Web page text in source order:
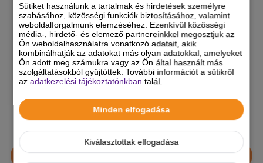
Sütiket használunk a tartalmak és hirdetések személyre
szabásához, közösségi funkciók biztosításához, valamint
weboldalforgalmunk elemzéséhez. Ezenkívül közösségi
média-, hirdető- és elemező partnereinkkel megosztjuk az
Ön weboldalhasználatra vonatkozó adatait, akik
kombinálhatják az adatokat más olyan adatokkal, amelyeket
Ön adott meg számukra vagy az Ön által használt más
szolgáltatásokból gyűjtöttek. További információt a sütikről
azadatkezelési tájékoztatónkban talál.
Minden elfogadása
Kiválasztottak elfogadása
Chicopee HNL Protein Bar
JosiDog Economy